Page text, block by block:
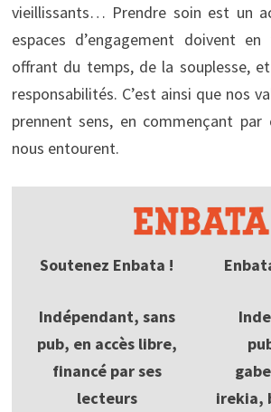
vieillissants… Prendre soin est un
espaces d’engagement doivent
offrant du temps, de la souplesse,
responsabilités. C’est ainsi que nos
prennent sens, en commençant
nous entourent.
Soutenez Enbata !
Indépendant, sans
pub, en accès libre,
financé par ses
lecteurs
irekia,